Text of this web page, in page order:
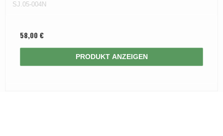
SJ.05-004N
58,00 €
PRODUKT ANZEIGEN